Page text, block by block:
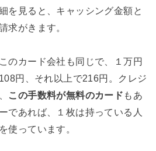
を見ると、キャッシング金額と
求がきます。
のカード会社も同じで、１万円
円、それ以上で216円。クレジ
この手数料が無料のカード もあ
であれば、１枚は持っている人
使っています。